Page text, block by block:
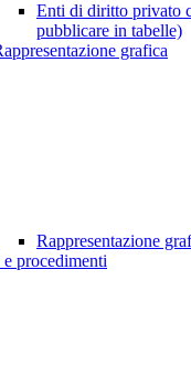
Enti di diritto privato
pubblicare in tabelle)
grafica
Rappresentazione
procedimenti